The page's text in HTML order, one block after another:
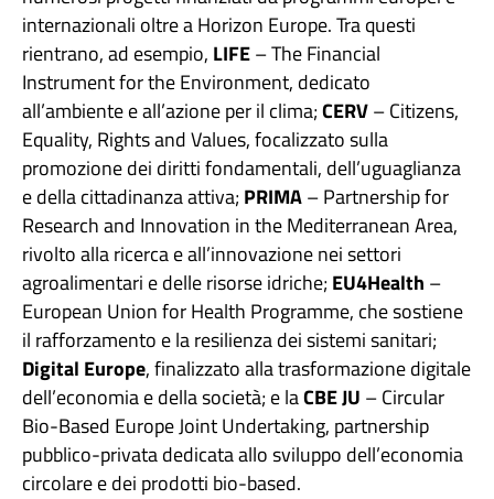
internazionali oltre a Horizon Europe. Tra questi
rientrano, ad esempio, LIFE– The Financial
Instrument for the Environment, dedicato
all’ambiente e all’azione per il clima;CERV– Citizens,
Equality, Rights and Values, focalizzato sulla
promozione dei diritti fondamentali, dell’uguaglianza
e della cittadinanza attiva; PRIMA– Partnership for
Research and Innovation in the Mediterranean Area,
rivolto alla ricerca e all’innovazione nei settori
agroalimentari e delle risorse idriche; EU4Health –
European Union for Health Programme, che sostiene
il rafforzamento e la resilienza dei sistemi sanitari;
Digital Europe, finalizzato alla trasformazione digitale
dell’economia e della società; e laCBE JU – Circular
Bio-Based Europe Joint Undertaking, partnership
pubblico-privata dedicata allo sviluppo dell’economia
circolare e dei prodotti bio-based.